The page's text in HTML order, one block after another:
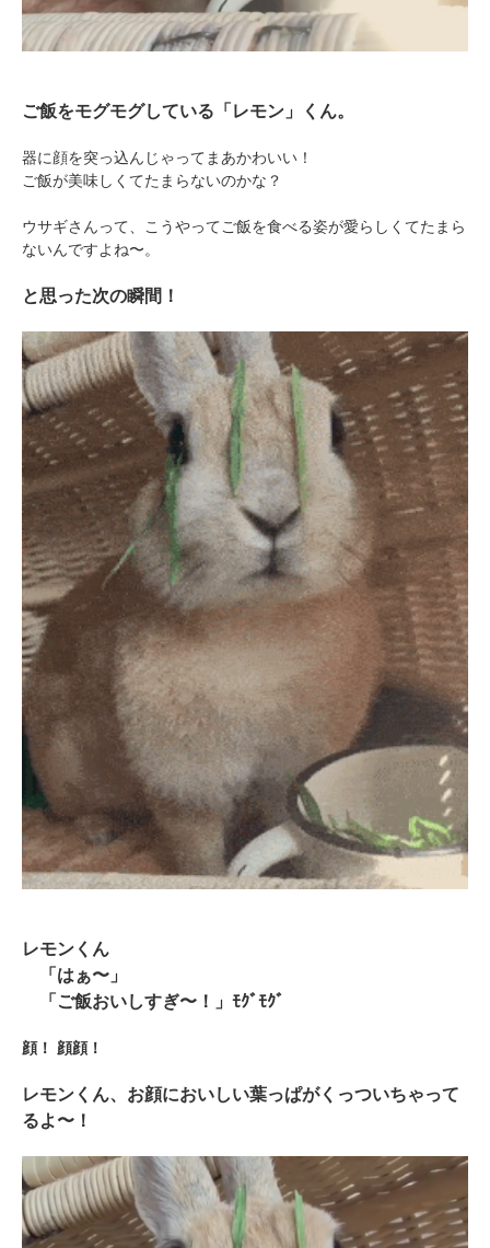
ご飯をモグモグしている「レモン」くん。
器に顔を突っ込んじゃってまあかわいい！
ご飯が美味しくてたまらないのかな？
ウサギさんって、こうやってご飯を食べる姿が愛らしくてたまら
ないんですよね〜。
と思った次の瞬間！
レモンくん
「はぁ〜」
「ご飯おいしすぎ〜！」ﾓｸﾞﾓｸﾞ
顔！ 顔顔！
レモンくん、お顔においしい葉っぱがくっついちゃって
るよ〜！
PECOアプリをダウンロード済みの方
アプリで開く